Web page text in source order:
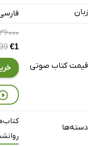
زبان
قیمت کتاب صوتی
€1
دسته‌ها